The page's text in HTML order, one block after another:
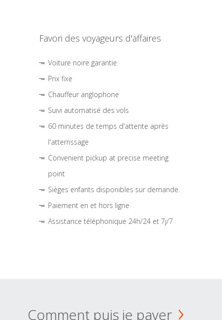
Favori des voyageurs d'affaires
Voiture noire garantie
Prix fixe
Chauffeur anglophone
Suivi automatisé des vols
60 minutes de temps d'attente après
l'atterrissage
Convenient pickup at precise meeting
point
Sièges enfants disponibles sur demande.
Paiement en et hors ligne
Assistance téléphonique 24h/24 et 7j/7
Comment puis je payer